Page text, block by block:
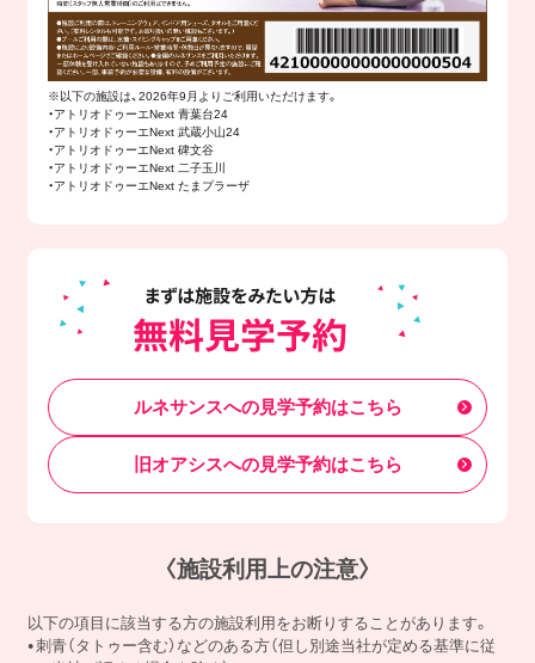
※以下の施設は、2026年9月よりご利用いただけます。
・アトリオドゥーエNext 青葉台24
・アトリオドゥーエNext 武蔵小山24
・アトリオドゥーエNext 碑文谷
・アトリオドゥーエNext 二子玉川
・アトリオドゥーエNext たまプラーザ
ルネサンスへの見学予約はこちら
旧オアシスへの見学予約はこちら
〈施設利用上の注意〉
以下の項目に該当する方の施設利用をお断りすることがあります。
刺青（タトゥー含む）などのある方（但し別途当社が定める基準に従